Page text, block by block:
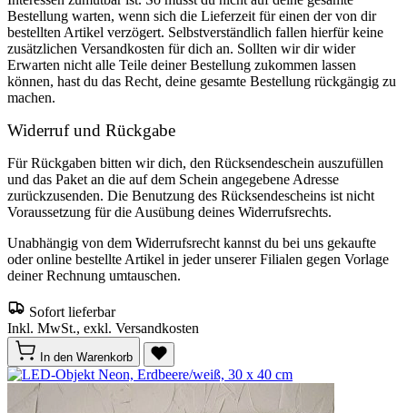
Bestellung warten, wenn sich die Lieferzeit für einen der von dir
bestellten Artikel verzögert. Selbstverständlich fallen hierfür keine
zusätzlichen Versandkosten für dich an. Sollten wir dir wider
Erwarten nicht alle Teile deiner Bestellung zukommen lassen
können, hast du das Recht, deine gesamte Bestellung rückgängig zu
machen.
Widerruf und Rückgabe
Für Rückgaben bitten wir dich, den Rücksendeschein auszufüllen
und das Paket an die auf dem Schein angegebene Adresse
zurückzusenden. Die Benutzung des Rücksendescheins ist nicht
Voraussetzung für die Ausübung deines Widerrufsrechts.
Unabhängig von dem Widerrufsrecht kannst du bei uns gekaufte
oder online bestellte Artikel in jeder unserer Filialen gegen Vorlage
deiner Rechnung umtauschen.
Sofort lieferbar
Inkl. MwSt., exkl. Versandkosten
In den Warenkorb